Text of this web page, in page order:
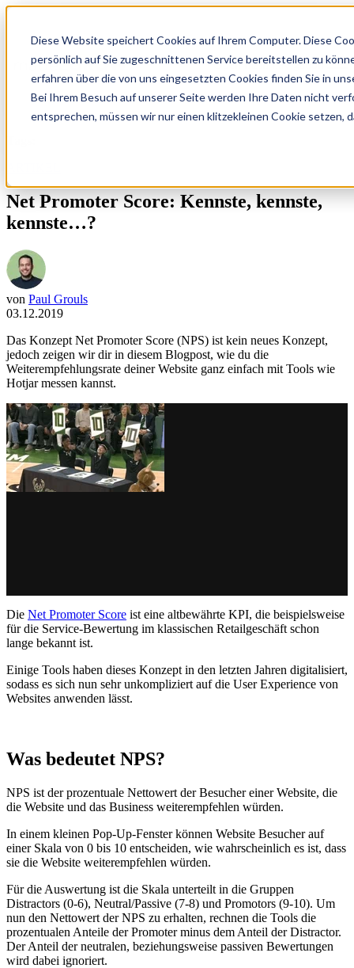
Diese Website speichert Cookies auf Ihrem Computer. Diese
persönlich auf Sie zugeschnittenen Service bereitstellen zu
erfahren über die von uns eingesetzten Cookies finden Sie in
Bei Ihrem Besuch auf unserer Seite werden Ihre Daten nicht
entsprechen, müssen wir nur einen klitzekleinen Cookie setzen,
Open main navigation
Net Promoter Score: Kennste, kennste,
kennste…?
von Paul Grouls
03.12.2019
Das Konzept Net Promoter Score (NPS) ist kein neues Konzept,
jedoch zeigen wir dir in diesem Blogpost, wie du die
Weiterempfehlungsrate deiner Website ganz einfach mit Tools wie
Hotjar messen kannst.
Die Net Promoter Score ist eine altbewährte KPI, die beispielsweise
für die Service-Bewertung im klassischen Retailgeschäft schon
lange bekannt ist.
Einige Tools haben dieses Konzept in den letzten Jahren digitalisiert,
sodass es sich nun sehr unkompliziert auf die User Experience von
Websites anwenden lässt.
Was bedeutet NPS?
NPS ist der prozentuale Nettowert der Besucher einer Website, die
die Website und das Business weiterempfehlen würden.
In einem kleinen Pop-Up-Fenster können Website Besucher auf
einer Skala von 0 bis 10 entscheiden, wie wahrscheinlich es ist, dass
sie die Website weiterempfehlen würden.
Für die Auswertung ist die Skala unterteilt in die Gruppen
Distractors (0-6), Neutral/Passive (7-8) und Promotors (9-10). Um
nun den Nettowert der NPS zu erhalten, rechnen die Tools die
prozentualen Anteile der Promoter minus dem Anteil der Distractor.
Der Anteil der neutralen, beziehungsweise passiven Bewertungen
wird dabei ignoriert.